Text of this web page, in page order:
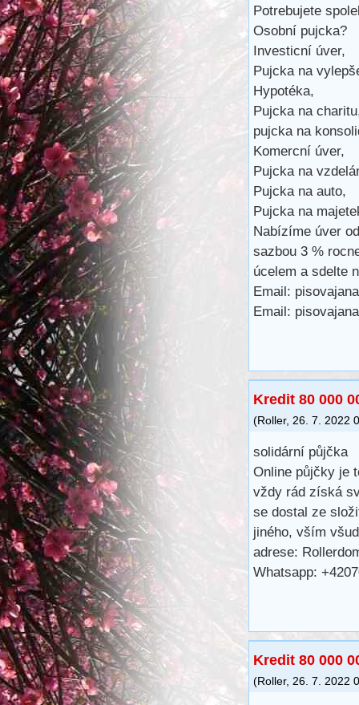
Potrebujete
Osobní pujcka?
Investicní úver,
Pujcka na
Hypotéka,
Pujcka na
pujcka na
Komercní úver,
Pujcka na
Pujcka na auto,
Pujcka na
Nabízíme úver
sazbou 3 %
úcelem a sdelte
Email:
Email:
Kredit 80 000
(Roller, 26. 7. 2022
solidární půjčka
Online půjčky je
vždy rád získá
se dostal ze
jiného, vším
adrese:
Whatsapp:
Kredit 80 000
(Roller, 26. 7. 2022